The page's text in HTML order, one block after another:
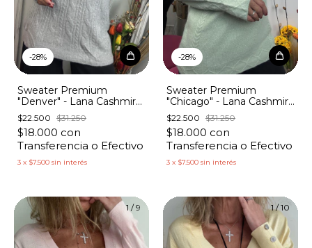
-28%
Sweater Premium
"Denver" - Lana Cashmire
con Trenzas
$22.500 $31.250
$18.000 con
Transferencia o Efectivo
3 x $7.500 sin interés
-28%
Sweater Premium
"Chicago" - Lana Cashmire
Panal con Flechitas
$22.500 $31.250
$18.000 con
Transferencia o Efectivo
3 x $7.500 sin interés
1 /9 1/10